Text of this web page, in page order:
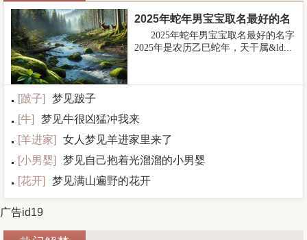
2025年蛇年男宝宝取名最好的名
2025年蛇年男宝宝取名最好的名字
2025年是农历乙巳蛇年，天干属&ld...
[跛子]
梦见跛子
[牛]
梦见牛很凶猛冲我来
[羊进家]
女人梦见羊进家里来了
[小男婴]
梦见自己抱着光溜溜的小男婴
[花开] 梦见满山遍野的花开
广告id19